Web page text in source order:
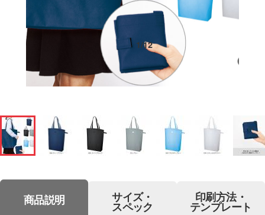
1/12
商品説明 サイズ・
スペック
印刷方法・
テンプレート